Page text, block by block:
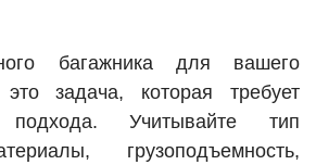
багажника для вашего
задача, которая требует
подхода. Учитывайте тип
грузоподъемность,